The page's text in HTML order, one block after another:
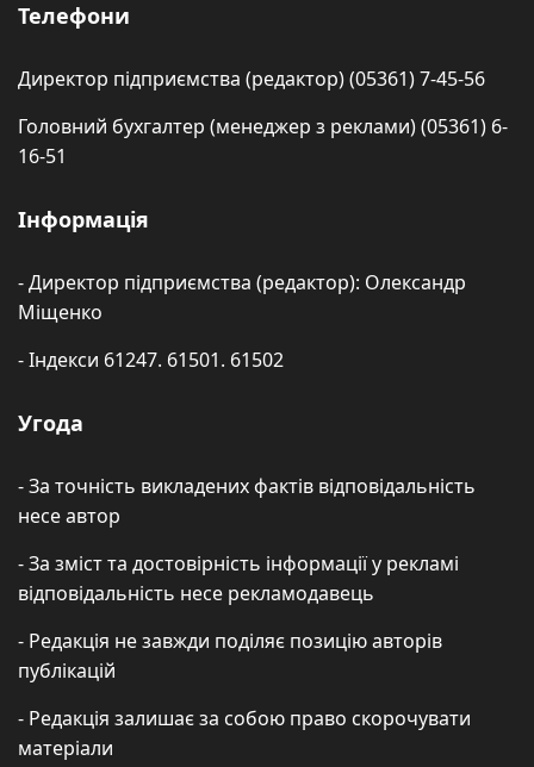
Телефони
Директор підприємства (редактор) (05361) 7-45-56
Головний бухгалтер (менеджер з реклами) (05361) 6-
16-51
Інформація
- Директор підприємства (редактор): Олександр
Міщенко
- Індекси 61247. 61501. 61502
Угода
- За точність викладених фактів відповідальність
несе автор
- За зміст та достовірність інформації у рекламі
відповідальність несе рекламодавець
- Редакція не завжди поділяє позицію авторів
публікацій
- Редакція залишає за собою право скорочувати
матеріали